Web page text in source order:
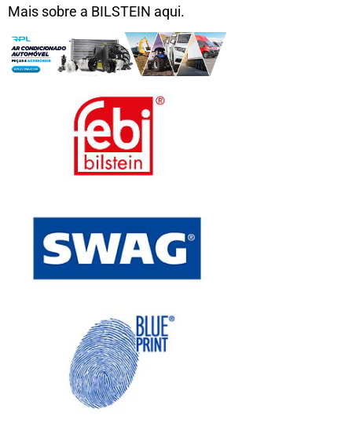
Mais sobre a BILSTEIN aqui.